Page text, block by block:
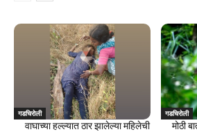
गडचिरोली
वाघाच्या हल्ल्यात ठार झालेल्या महिलेची
गडचिरोली
मोठी